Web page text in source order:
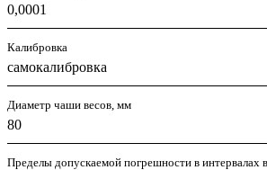
0,0001
Калибровка
самокалибровка
Диаметр чаши весов, мм
80
Пределы допускаемой погрешности в интервалах